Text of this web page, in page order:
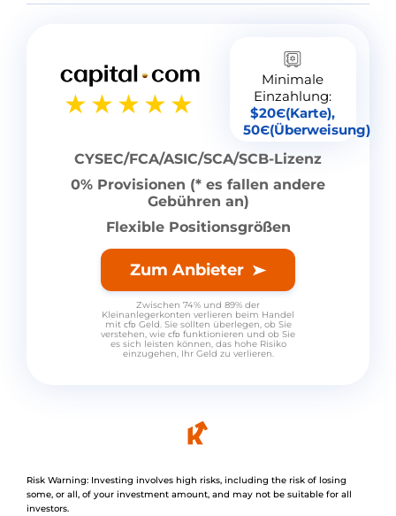
Minimale
Einzahlung:
$20Є(Karte),
50Є(Überweisung)
CYSEC/FCA/ASIC/SCA/SCB-Lizenz
0% Provisionen (* es fallen andere
Gebühren an)
Flexible Positionsgrößen
Zum Anbieter
Zwischen 74% und 89% der
Kleinanlegerkonten verlieren beim Handel
mit ᴄfᴅ Geld. Sie sollten überlegen, ob Sie
verstehen, wie ᴄfᴅ funktionieren und ob Sie
es sich leisten können, das hohe Risiko
einzugehen, Ihr Geld zu verlieren.
Risk Warning: Investing involves high risks, including the risk of losing
some, or all, of your investment amount, and may not be suitable for all
investors.